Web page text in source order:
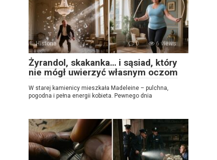
Historia 0 6 views
Żyrandol, skakanka… i sąsiad, który
nie mógł uwierzyć własnym oczom
W starej kamienicy mieszkała Madeleine – pulchna,
pogodna i pełna energii kobieta. Pewnego dnia